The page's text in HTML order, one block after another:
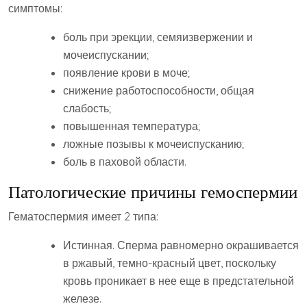
симптомы:
боль при эрекции, семяизвержении и
мочеиспускании;
появление крови в моче;
снижение работоспособности, общая
слабость;
повышенная температура;
ложные позывы к мочеиспусканию;
боль в паховой области.
Патологические причины гемоспермии
Гематоспермия имеет 2 типа:
Истинная. Сперма равномерно окрашивается
в ржавый, темно-красный цвет, поскольку
кровь проникает в нее еще в предстательной
железе.